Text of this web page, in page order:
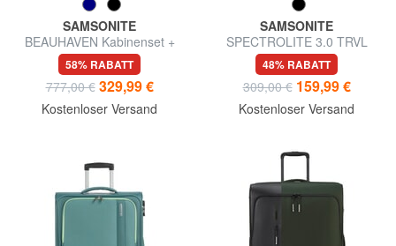
SAMSONITE
BEAUHAVEN Kabinenset +
Mittel + Groß
58% RABATT
777,00 € 329,99 €
Kostenloser Versand
SAMSONITE
SPECTROLITE 3.0 TRVL
Großer, erweiterbarer Trolley
48% RABATT
309,00 € 159,99 €
Kostenloser Versand